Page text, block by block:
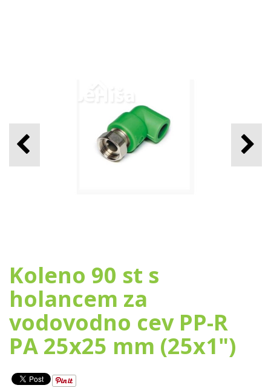
Koleno 90 st s
holancem za
vodovodno cev PP-R
PA 25x25 mm (25x1")